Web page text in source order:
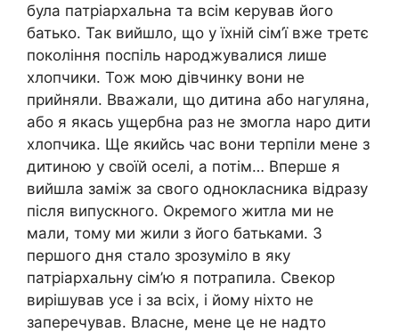
була патріархальна та всім керував його
батько. Так вийшло, що у їхній сім’ї вже третє
покоління поспіль народжувалися лише
хлопчики. Тож мою дівчинку вони не
прийняли. Вважали, що дитина або нагуляна,
або я якась ущербна раз не змогла наро дити
хлопчика. Ще якийсь час вони терпіли мене з
дитиною у своїй оселі, а потім… Вперше я
вийшла заміж за свого однокласника відразу
після випускного. Окремого житла ми не
мали, тому ми жили з його батьками. З
першого дня стало зрозуміло в яку
патріархальну сім’ю я потрапила. Свекор
вирішував усе і за всіх, і йому ніхто не
заперечував. Власне, мене це не надто